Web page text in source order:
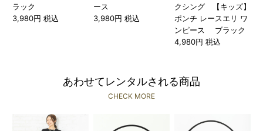
ラック
3,980円 税込
ース
3,980円 税込
クシング 【キッズ】
ポンチ レースエリ ワ
ンピース ブラック
4,980円 税込
あわせてレンタルされる商品
CHECK MORE